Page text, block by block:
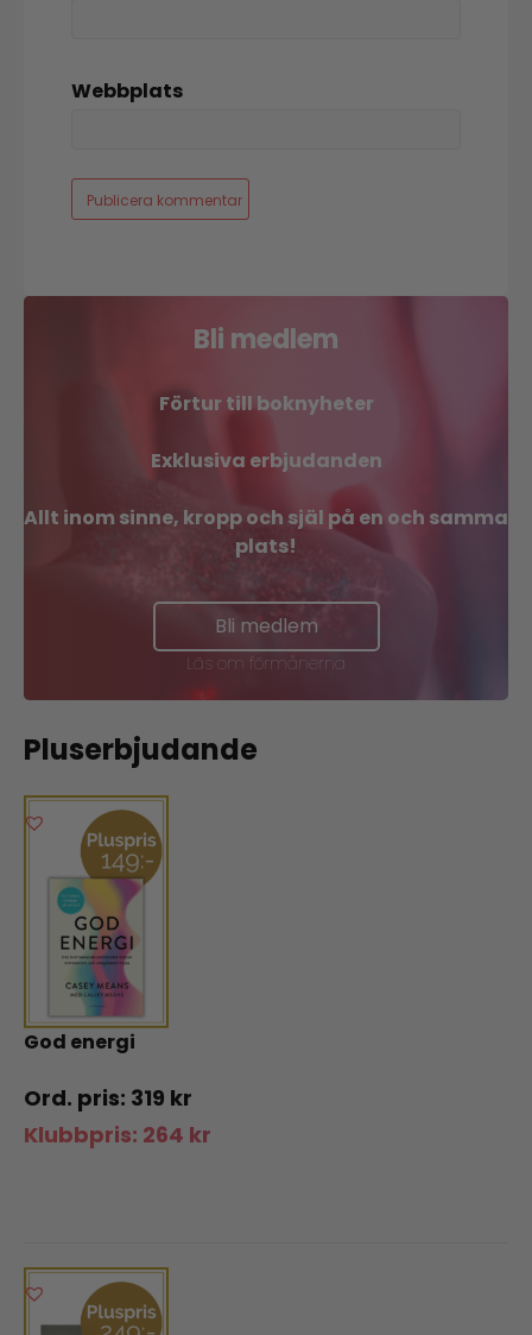
Webbplats
Bli medlem
Förtur till boknyheter
Exklusiva erbjudanden
Allt inom sinne, kropp och själ på en och samma
plats!
Bli medlem
Läs om förmånerna
Pluserbjudande
God energi
319 kr
Klubbpris: 264 kr